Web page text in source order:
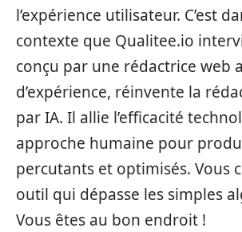
l’expérience utilisateur. C’est
contexte que Qualitee.io
conçu par une rédactrice web
d’expérience, réinvente la
par IA. Il allie l’efficacité
approche humaine pour
percutants et optimisés. Vous
outil qui dépasse les simples
Vous êtes au bon endroit !